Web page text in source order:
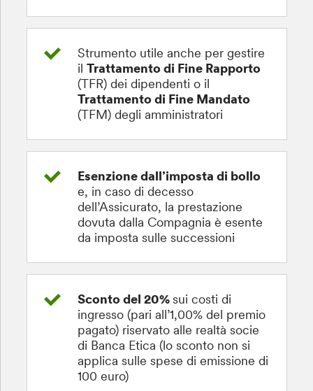
Strumento utile anche per gestire
ilTrattamento di Fine Rapporto
(TFR) dei dipendenti o il
Trattamento di Fine Mandato
(TFM) degli amministratori
Esenzione dall’imposta di bollo
e, in caso di decesso
dell’Assicurato, la prestazione
dovuta dalla Compagnia è esente
da imposta sulle successioni
Sconto del 20%sui costi di
ingresso (pari all’1,00% del premio
pagato) riservato alle realtà socie
di Banca Etica (lo sconto non si
applica sulle spese di emissione di
100 euro)